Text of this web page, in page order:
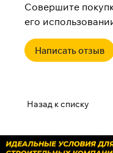
Совершите
его
Написать отзыв
Назад к списку